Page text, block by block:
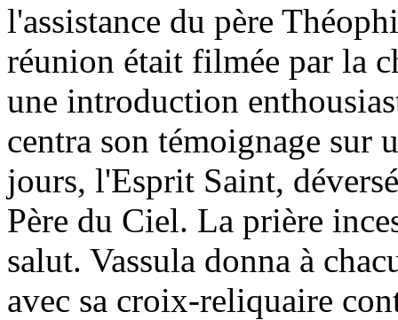
l'assistance du père
réunion était filmée par la
une introduction
centra son témoignage sur
jours, l'Esprit Saint,
Père du Ciel. La prière
salut. Vassula donna à
avec sa croix-reliquaire